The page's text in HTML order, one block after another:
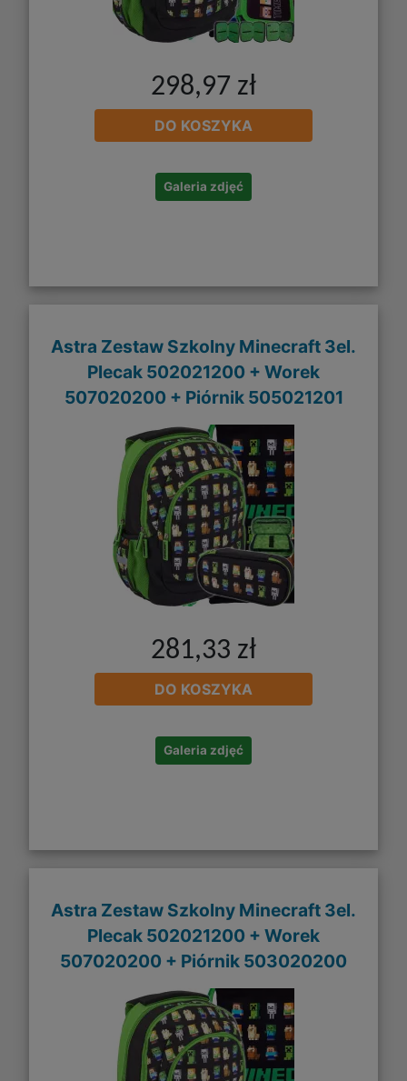
298,97 zł
DO KOSZYKA
Galeria zdjęć
Astra Zestaw Szkolny Minecraft 3el.
Plecak 502021200 + Worek
507020200 + Piórnik 505021201
281,33 zł
DO KOSZYKA
Galeria zdjęć
Astra Zestaw Szkolny Minecraft 3el.
Plecak 502021200 + Worek
507020200 + Piórnik 503020200